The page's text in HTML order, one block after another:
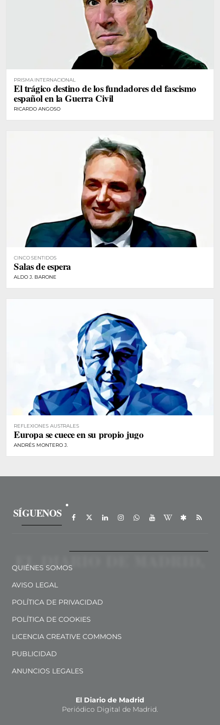
PRISMA INTERNACIONAL
El trágico destino de los fundadores del fascismo
español en la Guerra Civil
RICARDO ANGOSO
CINCO SENTIDOS
Salas de espera
ALDO J. BARONE
REFLEXIONES AUSTRALES
Europa se cuece en su propio jugo
ANDRÉS MONTERO J.
SÍGUENOS
QUIÉNES SOMOS
AVISO LEGAL
POLÍTICA DE PRIVACIDAD
POLÍTICA DE COOKIES
LICENCIA CREATIVE COMMONS
PUBLICIDAD
ANUNCIOS LEGALES
El Diario de Madrid
Periódico Digital de Madrid.